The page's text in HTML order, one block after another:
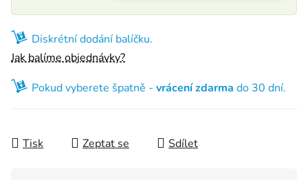
Diskrétní dodání balíčku.
Jak balíme objednávky?
Pokud vyberete špatně - vrácení zdarma do 30 dní.
Tisk Zeptat se Sdílet